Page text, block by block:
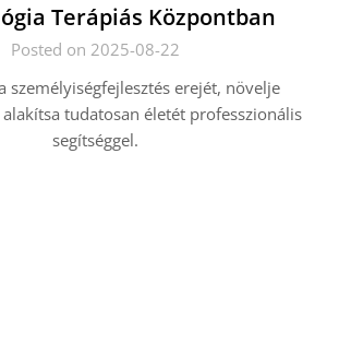
Terápiás Központban
Posted on 2025-08-22
személyiségfejlesztés erejét, növelje
tudatosan életét professzionális
segítséggel.